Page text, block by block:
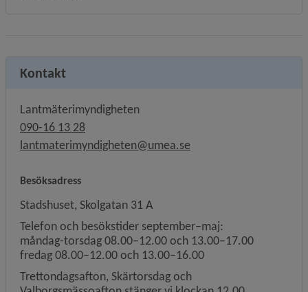
Kontakt
Lantmäterimyndigheten
090-16 13 28
lantmaterimyndigheten@umea.se
Besöksadress
Stadshuset, Skolgatan 31 A
Telefon och besökstider september–maj:
måndag-torsdag 08.00–12.00 och 13.00–17.00
fredag 08.00–12.00 och 13.00–16.00
Trettondagsafton, Skärtorsdag och